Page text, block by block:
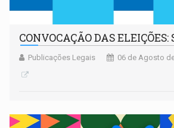
CONVOCAÇÃO DAS ELEIÇÕES:
Publicações Legais 06 de Agosto